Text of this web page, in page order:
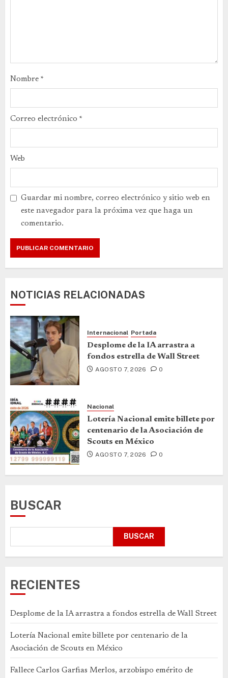
Nombre *
Correo electrónico *
Web
Guardar mi nombre, correo electrónico y sitio web en
este navegador para la próxima vez que haga un
comentario.
NOTICIAS RELACIONADAS
Internacional Portada
Desplome de la IA arrastra a
fondos estrella de Wall Street
AGOSTO 7, 2026 0
Nacional
Lotería Nacional emite billete por
centenario de la Asociación de
Scouts en México
AGOSTO 7, 2026 0
BUSCAR
BUSCAR
RECIENTES
Desplome de la IA arrastra a fondos estrella de Wall Street
Lotería Nacional emite billete por centenario de la
Asociación de Scouts en México
Fallece Carlos Garfias Merlos, arzobispo emérito de